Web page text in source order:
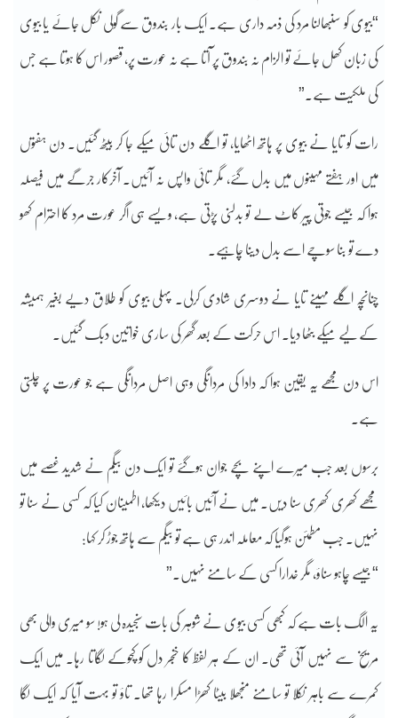
“بیوی کو سنبھالنا مرد کی ذمہ داری ہے۔ ایک بار بندوق سے گولی نکل جائے یا بیوی
کی زبان کھل جائے تو الزام نہ بندوق پر آتا ہے نہ عورت پر، قصور اس کا ہوتا ہے جس
کی ملکیت ہے۔”
رات کو تایا نے بیوی پر ہاتھ اٹھایا، تو اگلے دن تائی میکے جا کر بیٹھ گئیں۔ دن ہفتوں
میں اور ہفتے مہینوں میں بدل گئے، مگر تائی واپس نہ آئیں۔ آخرکار جرگے میں فیصلہ
ہوا کہ جیسے جوتی پیر کاٹ لے تو بدلنی پڑتی ہے، ویسے ہی اگر عورت مرد کا احترام کھو
دے تو بنا سوچے اسے بدل دینا چاہیے۔
چنانچہ اگلے مہینے تایا نے دوسری شادی کرلی۔ پہلی بیوی کو طلاق دیے بغیر ہمیشہ
کے لیے میکے بٹھا دیا۔ اس حرکت کے بعد گھر کی ساری خواتین دبک گئیں۔
اس دن مجھے یہ یقین ہوا کہ دادا کی مردانگی وہی اصل مردانگی ہے جو عورت پر چلتی
ہے۔
برسوں بعد جب میرے اپنے بچے جوان ہوگئے تو ایک دن بیگم نے شدید غصے میں
مجھے کھری کھری سنا دیں۔ میں نے آئیں بائیں دیکھا، اطمینان کیا کہ کسی نے سنا تو
نہیں۔ جب مطمئن ہوگیا کہ معاملہ اندر ہی ہے تو بیگم سے ہاتھ جوڑ کر کہا:
“جیسے چاہو سناؤ، مگر خدارا کسی کے سامنے نہیں۔”
یہ الگ بات ہے کہ کبھی کسی بیوی نے شوہر کی بات سنجیدہ لی ہو! سو میری والی بھی
مریخ سے نہیں آئی تھی۔ ان کے ہر لفظ کا خنجر دل کو کچوکے لگاتا رہا۔ میں ایک
کمرے سے باہر نکلا تو سامنے منجھلا بیٹا کھڑا مسکرا رہا تھا۔ تاؤ تو بہت آیا کہ ایک لگا